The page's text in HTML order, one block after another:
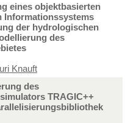
eines objektbasierten
Informationssystems
der hydrologischen
des
Knauft
des
TRAGIC++